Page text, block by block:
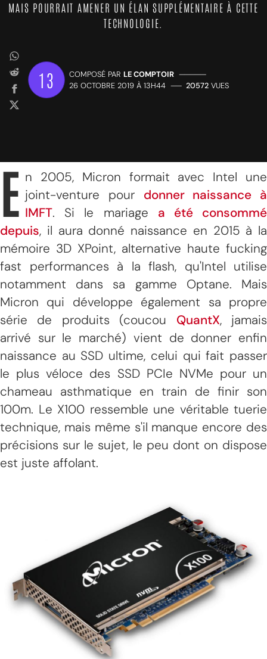
MAIS POURRAIT AMENER UN ÉLAN SUPPLÉMENTAIRE À CETTE
TECHNOLOGIE.
13 COMPOSÉ PAR LE COMPTOIR —————
26 OCTOBRE 2019 À 13H44 —— 20572 VUES
E n 2005, Micron formait avec Intel une
joint-venture pour donner naissance à
IMFT. Si le mariage a été consommé
depuis, il aura donné naissance en 2015 à la
mémoire 3D XPoint, alternative haute fucking
fast performances à la flash, qu'Intel utilise
notamment dans sa gamme Optane. Mais
Micron qui développe également sa propre
série de produits (coucou QuantX, jamais
arrivé sur le marché) vient de donner enfin
naissance au SSD ultime, celui qui fait passer
le plus véloce des SSD PCIe NVMe pour un
chameau asthmatique en train de finir son
100m. Le X100 ressemble une véritable tuerie
technique, mais même s'il manque encore des
précisions sur le sujet, le peu dont on dispose
est juste affolant.